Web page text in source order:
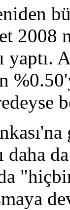
2008
daha
"hiçbir